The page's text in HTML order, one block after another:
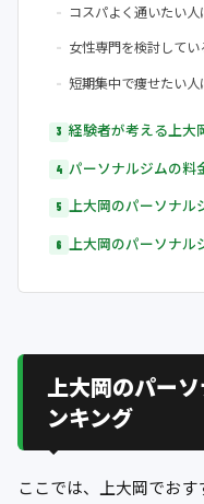
コスパよく通いたい
女性専門を検討して
短期集中で痩せたい
経験者が考える上大
パーソナルジムの料
上大岡のパーソナル
上大岡のパーソナル
上大岡のパー
ンキング
ここでは、上大岡でお